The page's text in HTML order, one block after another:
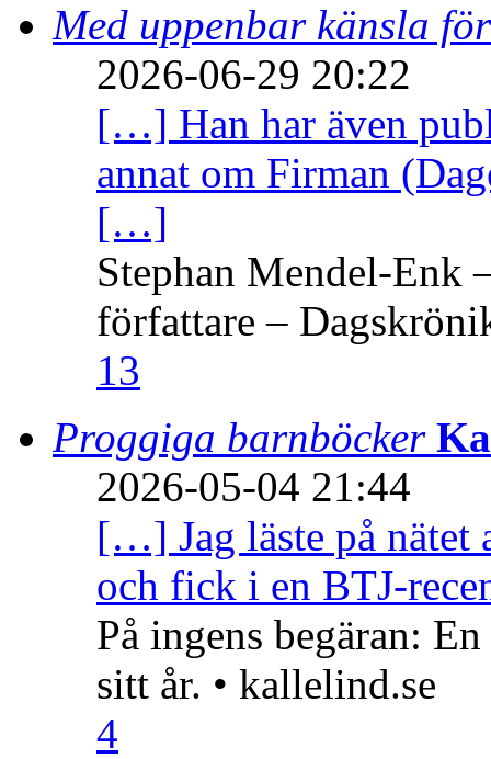
Med uppenbar känsla
2026-06-29 20:22
[…] Han har även
annat om Firman
[…]
Stephan Mendel-Enk
författare –
13
Proggiga barnböcker
2026-05-04 21:44
[…] Jag läste på nätet
och fick i en BTJ-
På ingens begäran:
sitt år. • kallelind.se
4